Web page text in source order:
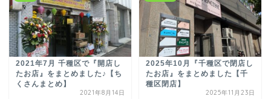
2021年7月 千種区で『開店し
たお店』をまとめました♪【ち
くさんまとめ】
2021年8月14日
2025年10月『千種区で閉店し
たお店』をまとめました【千
種区閉店】
2025年11月23日